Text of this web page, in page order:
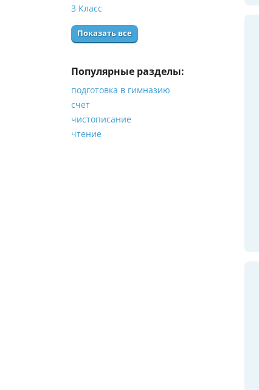
3 Класс
Показать все
Популярные разделы:
подготовка в гимназию
счет
чистописание
чтение